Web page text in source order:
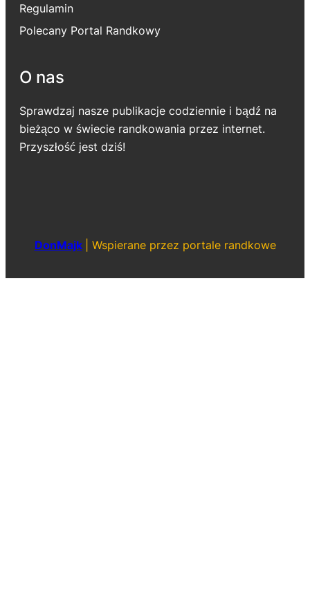
Regulamin
Polecany Portal Randkowy
O nas
Sprawdzaj nasze publikacje codziennie i bądź na
bieżąco w świecie randkowania przez internet.
Przyszłość jest dziś!
DonMajk Wspierane przez portale randkowe